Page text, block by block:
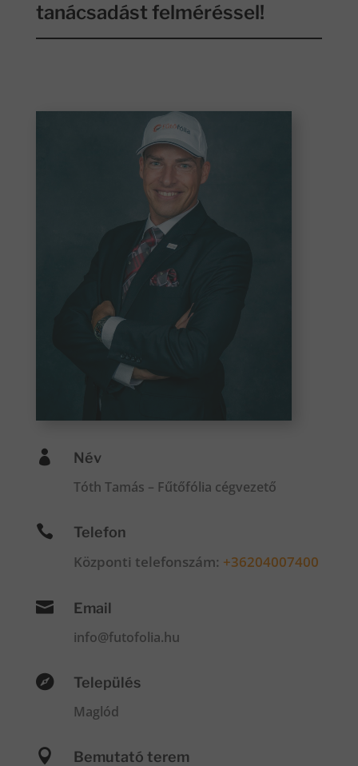
tanácsadást felméréssel!
 Név
Tóth Tamás – Fűtőfólia cégvezető
 Telefon
Központi telefonszám: +36204007400
 Email
info@futofolia.hu
 Település
Maglód
 Bemutató terem